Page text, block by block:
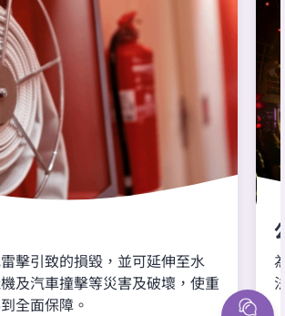
擊引致的損毀，並可延伸至水
及汽車撞擊等災害及破壞，使重
全面保障。